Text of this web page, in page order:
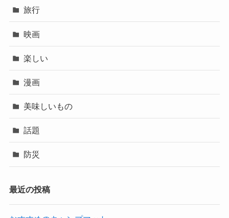
旅行
映画
楽しい
漫画
美味しいもの
話題
防災
最近の投稿